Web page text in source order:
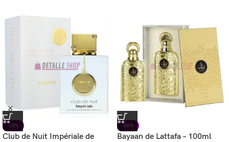
-13%
Club de Nuit Impériale de
-26%
Bayaan de Lattafa – 100ml